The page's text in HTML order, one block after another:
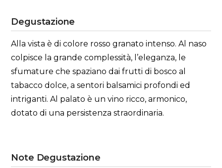
Degustazione
Alla vista è di colore rosso granato intenso. Al naso
colpisce la grande complessità, l’eleganza, le
sfumature che spaziano dai frutti di bosco al
tabacco dolce, a sentori balsamici profondi ed
intriganti. Al palato è un vino ricco, armonico,
dotato di una persistenza straordinaria.
Note Degustazione